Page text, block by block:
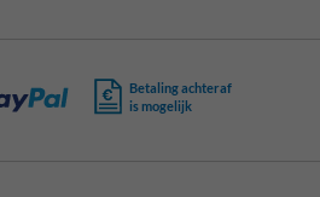
Betaling achteraf
is mogelijk